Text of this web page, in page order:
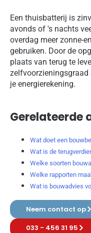
Een thuisbatterij is
avonds of 's nachts
overdag meer zonne-
gebruiken. Door de
plaats van terug te
zelfvoorzieningsgraad
je energierekening.
Gerelateerde
Wat doet een
Wat is de
Welke soorten
Welke rapporten
Wat is bouwadvies
Neem contact op
033 - 456 31 95